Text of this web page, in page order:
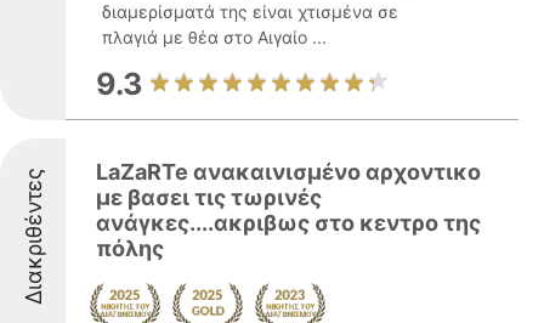
διαμερίσματά της είναι χτισμένα σε
πλαγιά με θέα στο Αιγαίο ...
9.3
Διακριθέντες
LaZaRTe ανακαινισμένο αρχοντικο
με βασει τις τωρινές
ανάγκες....ακριβως στο κεντρο της
πόλης